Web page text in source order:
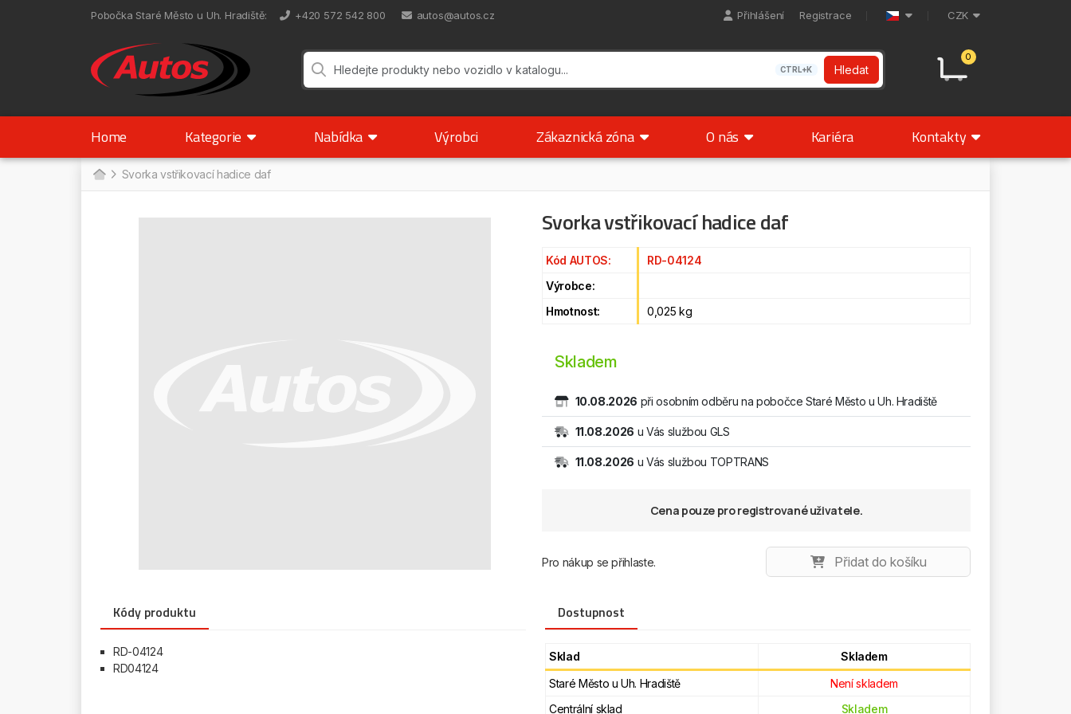
Pobočka Staré Město u Uh. Hradiště: +420 572 542 800 autos@autos.cz Přihlášení Registrace CZK
0
CTRL+K Hledat
Home Kategorie Nabídka Výrobci Zákaznická zóna O nás Kariéra Kontakty
Svorka vstřikovací hadice daf
Svorka vstřikovací hadice daf
Kód AUTOS:
RD-04124
Výrobce:
Hmotnost:
0,025 kg
Skladem
10.08.2026 při osobním odběru na pobočce Staré Město u Uh. Hradiště
11.08.2026 u Vás službou GLS
11.08.2026 u Vás službou TOPTRANS
Cena pouze pro registrované uživatele.
Pro nákup se přihlaste. Přidat do košíku
Kódy produktu
RD-04124
RD04124
Dostupnost
Sklad
Skladem
Staré Město u Uh. Hradiště
Není skladem
Centrální sklad
Skladem